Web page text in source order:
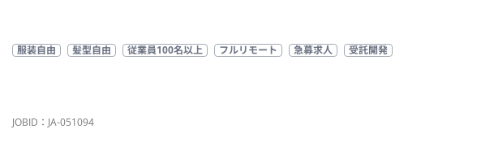
服装自由 髪型自由 従業員100名以上 フルリモート 急募求人 受託開発
JOBID：JA-051094